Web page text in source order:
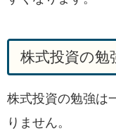
株式投資の勉
株式投資の勉強は
りません。